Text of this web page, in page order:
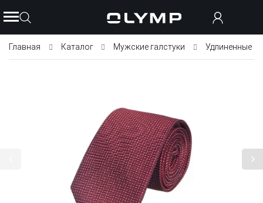
Главная Каталог Мужские галстуки Удлиненные